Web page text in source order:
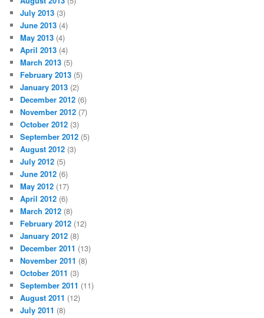
July 2013 (3)
June 2013 (4)
May 2013 (4)
April 2013 (4)
March 2013 (5)
February 2013 (5)
January 2013 (2)
December 2012 (6)
November 2012 (7)
October 2012 (3)
September 2012 (5)
August 2012 (3)
July 2012 (5)
June 2012 (6)
May 2012 (17)
April 2012 (6)
March 2012 (8)
February 2012 (12)
January 2012 (8)
December 2011 (13)
November 2011 (8)
October 2011 (3)
September 2011 (11)
August 2011 (12)
July 2011 (8)